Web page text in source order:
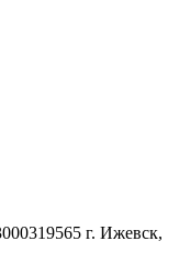
г. Ижевск,